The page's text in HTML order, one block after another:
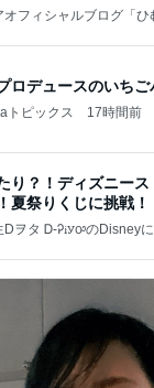
オフィシャルブログ「
ロデュースのいちご
トピックス 17時間前
り？！ディズニー
夏祭りくじに挑戦！